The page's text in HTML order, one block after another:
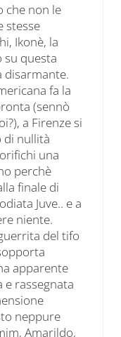
che non le
stesse
Ikonè, la
su questa
disarmante.
fa la
(sennò
a Firenze si
di nullità
una
perchè
finale di
Juve.. e a
niente.
del tifo
apparente
rassegnata
neppure
Amarildo,